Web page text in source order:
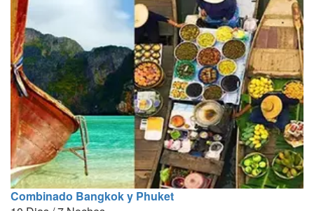
Combinado Bangkok y Phuket